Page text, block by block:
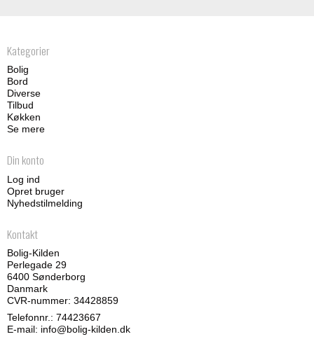
Kategorier
Bolig
Bord
Diverse
Tilbud
Køkken
Se mere
Din konto
Log ind
Opret bruger
Nyhedstilmelding
Kontakt
Bolig-Kilden
Perlegade 29
6400 Sønderborg
Danmark
CVR-nummer: 34428859
Telefonnr.: 74423667
E-mail: info@bolig-kilden.dk